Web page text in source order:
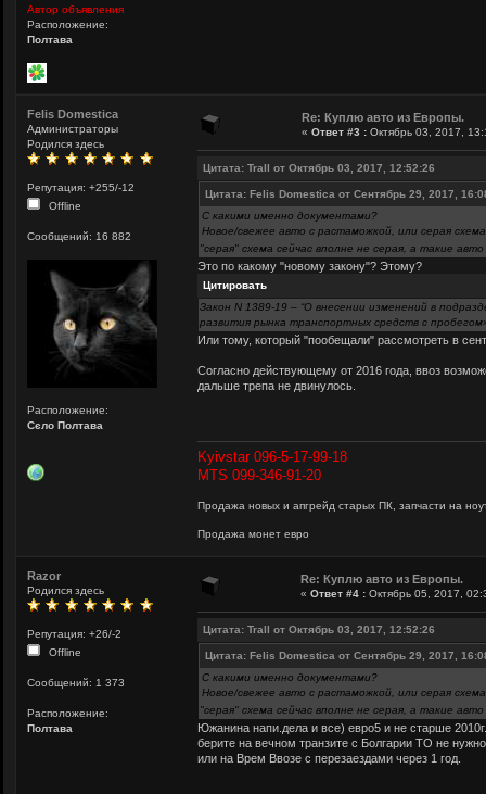
Автор объявления
Расположение:
Полтава
Felis Domestica
Администраторы
Родился здесь
Репутация: +255/-12
Offline
Сообщений: 16 882
Расположение:
Сєло Полтава
Re: Куплю авто из Европы.
« Ответ #3 : Октябрь 03, 2017,
Цитата: Trall от Октябрь 03, 2017, 12:52:26
Цитата: Felis Domestica от Сентябрь 29, 2017,
С какими именно документами?
Новое/свежее авто с растаможкой, или серая
"серая" схема сейчас вполне не серая, а такие
Это по какому "новому закону"? Этому?
Цитировать
Закон N 1389-19 – “О внесении изменений в
развития рынка транспортных средств с
Или тому, который "пообещали" рассмотреть в
Согласно действующему от 2016 года, ввоз
дальше трепа не двинулось.
Kyivstar 096-5-17-99-18
MTS 099-346-91-20
Продажа новых и апгрейд старых ПК, запчасти на
Продажа монет евро
Razor
Родился здесь
Репутация: +26/-2
Offline
Сообщений: 1 373
Расположение:
Полтава
Re: Куплю авто из Европы.
« Ответ #4 : Октябрь 05, 2017,
Цитата: Trall от Октябрь 03, 2017, 12:52:26
Цитата: Felis Domestica от Сентябрь 29, 2017,
С какими именно документами?
Новое/свежее авто с растаможкой, или серая
"серая" схема сейчас вполне не серая, а такие
Южанина напи.дела и все) евро5 и не старше 2010г.
берите на вечном транзите с Болгарии ТО не
или на Врем Ввозе с перезаездами через 1 год.